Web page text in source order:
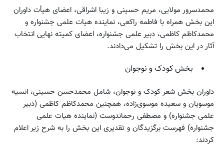
محمدسرور مولایی، مریم حسینی و زیبا اشراقی، اعضای هیأت داوران
این بخش همراه با فاطمه راکعی، نماینده هیات علمی جشنواره و
محمدکاظم کاظمی، دبیر علمی جشنواره، اعضای کمیته نهایی انتخاب
آثار در این بخش را تشکیل می‌دادند.
بخش کودک و نوجوان
داوران بخش شعر کودک و نوجوان، شامل محمدحسن حسینی، انسیه
موسویان و سعیده موسوی‌زاده، همچنین محمدکاظم کاظمی (دبیر
علمی جشنواره) و مصطفی رحماندوست (نماینده هیات علمی
جشنواره) فهرست برگزیدگان و تقدیری این بخش را به شرح زیر اعلام
کردند: